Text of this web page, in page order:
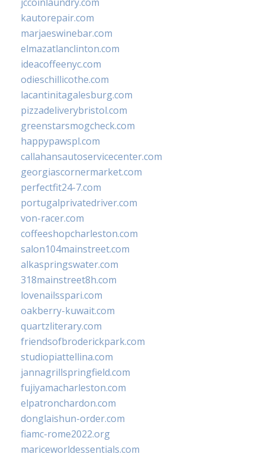
kautorepair.com
marjaeswinebar.com
elmazatlanclinton.com
ideacoffeenyc.com
odieschillicothe.com
lacantinitagalesburg.com
pizzadeliverybristol.com
greenstarsmogcheck.com
happypawspl.com
callahansautoservicecenter.com
georgiascornermarket.com
perfectfit24-7.com
portugalprivatedriver.com
von-racer.com
coffeeshopcharleston.com
salon104mainstreet.com
alkaspringswater.com
318mainstreet8h.com
lovenailsspari.com
oakberry-kuwait.com
quartzliterary.com
friendsofbroderickpark.com
studiopiattellina.com
jannagrillspringfield.com
fujiyamacharleston.com
elpatronchardon.com
donglaishun-order.com
fiamc-rome2022.org
mariceworldessentials.com